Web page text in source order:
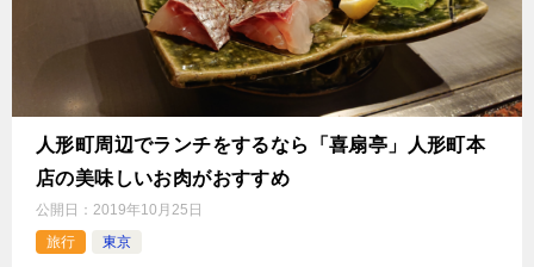
人形町周辺でランチをするなら「喜扇亭」人形町本
店の美味しいお肉がおすすめ
公開日： 2019年10月25日
旅行
東京